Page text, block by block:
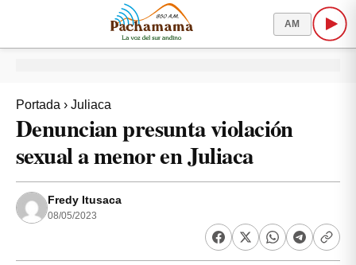
AM
Portada › Juliaca
Denuncian presunta violación
sexual a menor en Juliaca
Fredy Itusaca
08/05/2023